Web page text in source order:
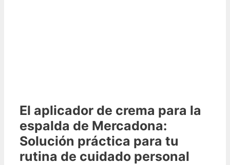
El aplicador de crema para la
espalda de Mercadona:
Solución práctica para tu
rutina de cuidado personal